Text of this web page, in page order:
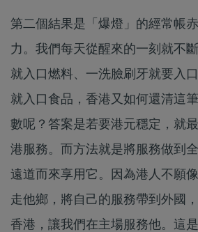
第二個結果是「爆燈」的經常帳
力。我們每天從醒來的一刻就不
就入口燃料、一洗臉刷牙就要入
就入口食品，香港又如何還清這
數呢？答案是若要港元穩定，就
港服務。而方法就是將服務做到
遠道而來享用它。因為港人不願
走他鄉，將自己的服務帶到外國
香港，讓我們在主場服務他。這